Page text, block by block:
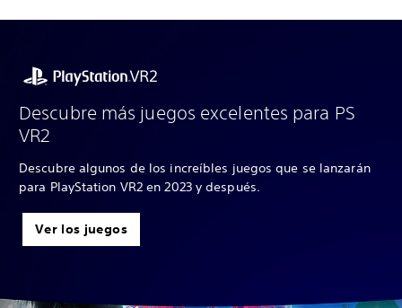
Descubre más juegos excelentes para PS
VR2
Descubre algunos de los increíbles juegos que se lanzarán
para PlayStation VR2 en 2023 y después.
Ver los juegos